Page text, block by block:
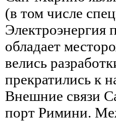
(в том числе
Электроэнергия
обладает
велись
прекратились к
Внешние связи
порт Римини.